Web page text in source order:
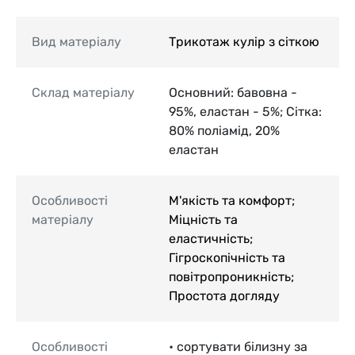
Вид матеріалу Трикотаж кулір з сіткою
Склад матеріалу
Основний: бавовна -
95%, еластан - 5%; Сітка:
80% поліамід, 20%
еластан
Особливості
матеріалу
М'якість та комфорт;
Міцність та
еластичність;
Гігроскопічність та
повітропроникність;
Простота догляду
Особливості
• сортувати білизну за